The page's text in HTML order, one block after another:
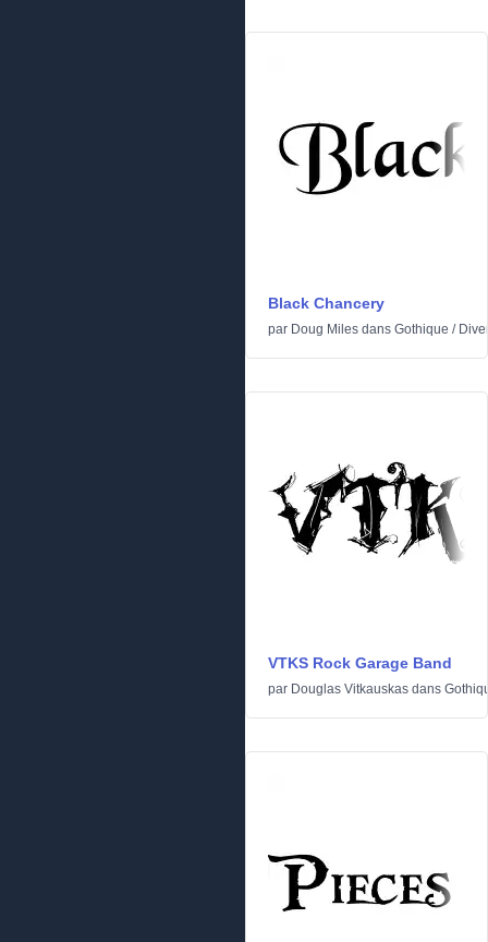
Black Chancery
par Doug Miles dans Gothique /
VTKS Rock Garage Band
par Douglas Vitkauskas dans